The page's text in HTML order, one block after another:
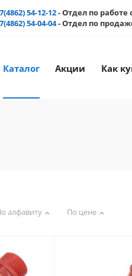
54-12-12- Отдел по
54-04-04- Отдел по
Каталог Акции Как
алфавиту По цене